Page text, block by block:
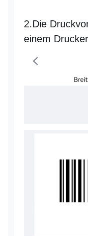
2.Die
einem